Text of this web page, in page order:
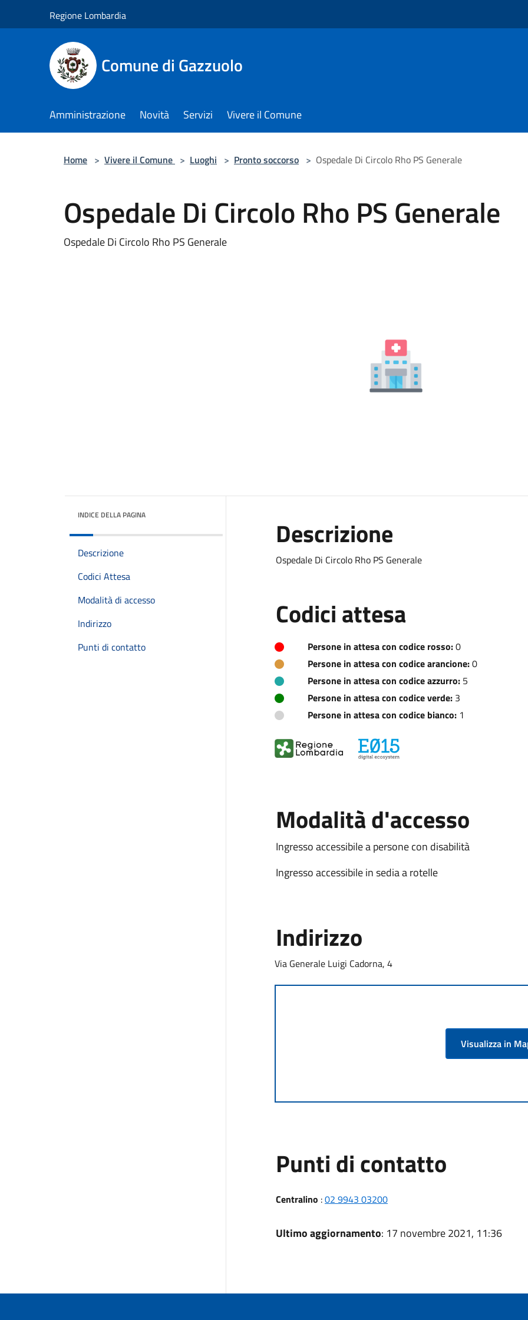
Regione Lombardia
Comune di Gazzuolo
Amministrazione Novità Servizi Vivere il Comune
Home > Vivere il Comune > Luoghi > Pronto soccorso > Ospedale Di Circolo Rho PS Generale
Ospedale Di Circolo Rho PS Generale
Ospedale Di Circolo Rho PS Generale
INDICE DELLA PAGINA
Descrizione
Codici Attesa
Modalità di accesso
Indirizzo
Punti di contatto
Descrizione
Ospedale Di Circolo Rho PS Generale
Codici attesa
Persone in attesa con codice rosso:0
Persone in attesa con codice arancione:0
Persone in attesa con codice azzurro:5
Persone in attesa con codice verde:3
Persone in attesa con codice bianco:1
Modalità d'accesso
Ingresso accessibile a persone con disabilità
Ingresso accessibile in sedia a rotelle
Indirizzo
Via Generale Luigi Cadorna, 4
Visualizza in
Punti di contatto
Centralino :02 9943 03200
Ultimo aggiornamento: 17 novembre 2021, 11:36